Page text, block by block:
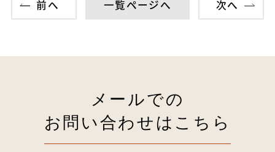
前へ 一覧ページへ 次へ
メールでの
お問い合わせはこちら